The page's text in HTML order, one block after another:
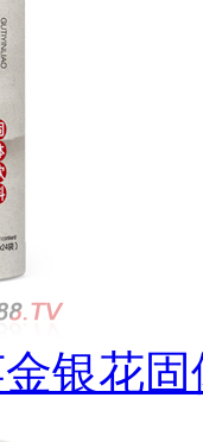
银花